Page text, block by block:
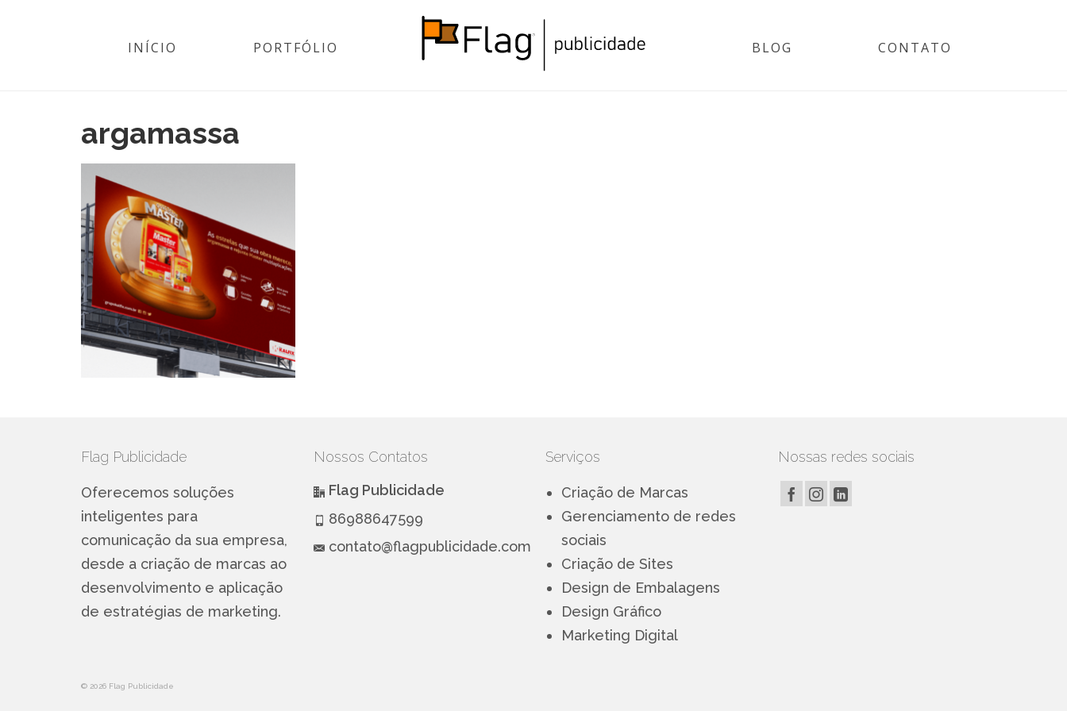
INÍCIO PORTFÓLIO BLOG CONTATO
argamassa
Flag Publicidade
Oferecemos soluções
inteligentes para
comunicação da sua empresa,
desde a criação de marcas ao
desenvolvimento e aplicação
de estratégias de marketing.
Nossos Contatos
Flag Publicidade
86988647599
contato@flagpublicidade.com
Serviços
Criação de Marcas
Gerenciamento de redes
sociais
Criação de Sites
Design de Embalagens
Design Gráfico
Marketing Digital
Nossas redes sociais
© 2026 Flag Publicidade